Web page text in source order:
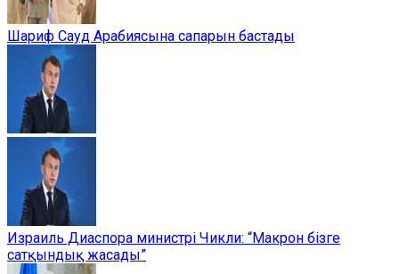
Шариф Сауд Арабиясына сапарын бастады
Израиль Диаспора министрі Чикли: “Макрон бізге
сатқындық жасады”